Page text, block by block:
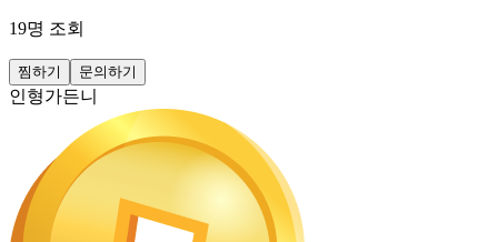
19명 조회
찜하기 문의하기
인형가든니